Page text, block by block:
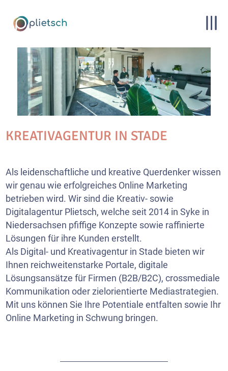
KREATIVAGENTUR IN STADE
Als leidenschaftliche und kreative Querdenker wissen
wir genau wie erfolgreiches Online Marketing
betrieben wird. Wir sind die Kreativ- sowie
Digitalagentur Plietsch, welche seit 2014 in Syke in
Niedersachsen pfiffige Konzepte sowie raffinierte
Lösungen für ihre Kunden erstellt.
Als Digital- und Kreativagentur in Stade bieten wir
Ihnen reichweitenstarke Portale, digitale
Lösungsansätze für Firmen (B2B/B2C), crossmediale
Kommunikation oder zielorientierte Mediastrategien.
Mit uns können Sie Ihre Potentiale entfalten sowie Ihr
Online Marketing in Schwung bringen.